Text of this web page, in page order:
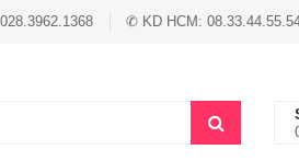
✆ KD HCM: